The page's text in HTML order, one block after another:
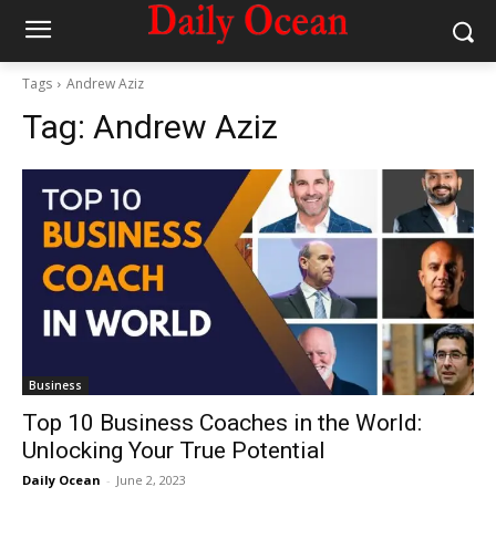
Tags Andrew Aziz
Tag: Andrew Aziz
Business
Top 10 Business Coaches in the World:
Unlocking Your True Potential
Daily Ocean - June 2, 2023